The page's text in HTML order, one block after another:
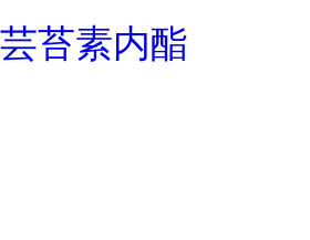
芸苔素内酯